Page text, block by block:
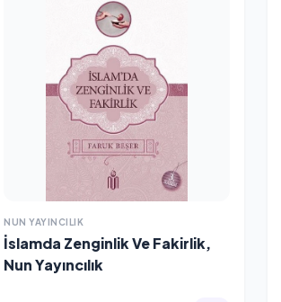
NUN YAYINCILIK
İslamda Zenginlik Ve Fakirlik,
Nun Yayıncılık